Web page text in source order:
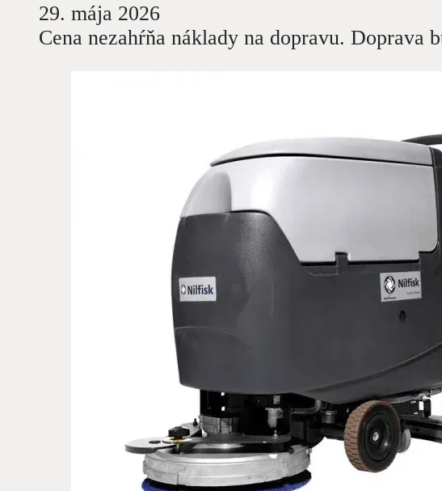
29. mája 2026
Cena nezahŕňa náklady na dopravu. Doprava